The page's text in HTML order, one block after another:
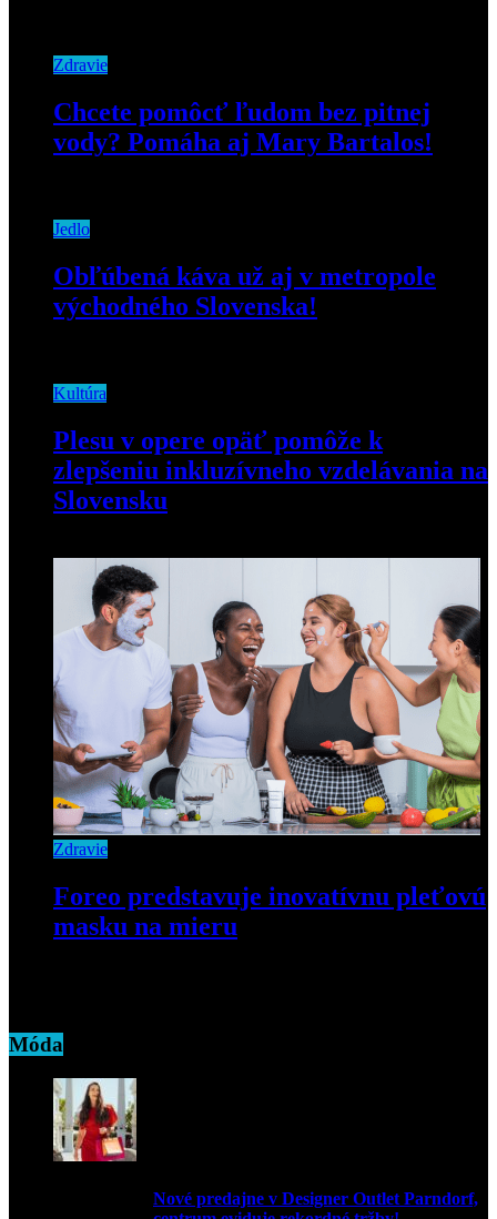
Zdravie
Chcete pomôcť ľudom bez pitnej
vody? Pomáha aj Mary Bartalos!
Jedlo
Obľúbená káva už aj v metropole
východného Slovenska!
Kultúra
Plesu v opere opäť pomôže k
zlepšeniu inkluzívneho vzdelávania na
Slovensku
Zdravie
Foreo predstavuje inovatívnu pleťovú
masku na mieru
Móda
Nové predajne v Designer Outlet Parndorf,